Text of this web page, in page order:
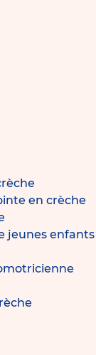
en crèche
jeunes enfants